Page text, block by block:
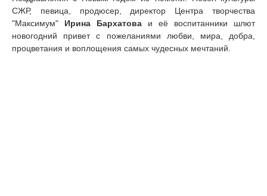
СЖР, певица, продюсер, директор Центра творчества
"Максимум" Ирина Бархатова и её воспитанники шлют
новогодний привет с пожеланиями любви, мира, добра,
процветания и воплощения самых чудесных мечтаний.